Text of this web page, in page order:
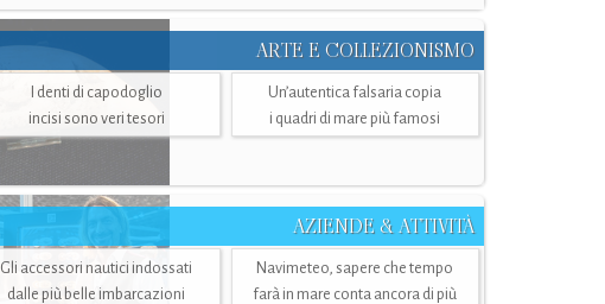
ARTE E COLLEZIONISMO
I denti di capodoglio
incisi sono veri tesori
Un’autentica falsaria copia
i quadri di mare più famosi
AZIENDE & ATTIVITÀ
Gli accessori nautici indossati
dalle più belle imbarcazioni
Navimeteo, sapere che tempo
farà in mare conta ancora di più